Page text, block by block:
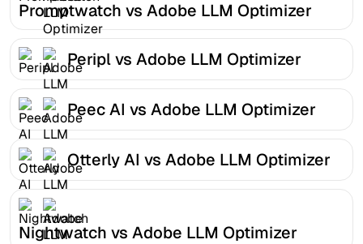
Promptwatch vs Adobe LLM Optimizer
Peripl vs Adobe LLM Optimizer
Peec AI vs Adobe LLM Optimizer
Otterly AI vs Adobe LLM Optimizer
Nightwatch vs Adobe LLM Optimizer